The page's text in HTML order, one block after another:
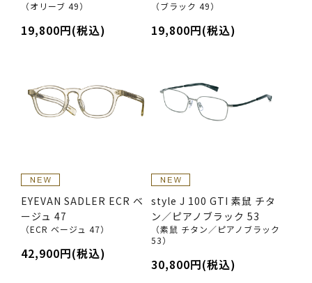
（オリーブ 49）
19,800円(税込)
（ブラック 49）
19,800円(税込)
EYEVAN SADLER ECR ベ
ージュ 47
（ECR ベージュ 47）
42,900円(税込)
style J 100 GTI 素鼠 チタ
ン／ピアノブラック 53
（素鼠 チタン／ピアノブラック
53）
30,800円(税込)